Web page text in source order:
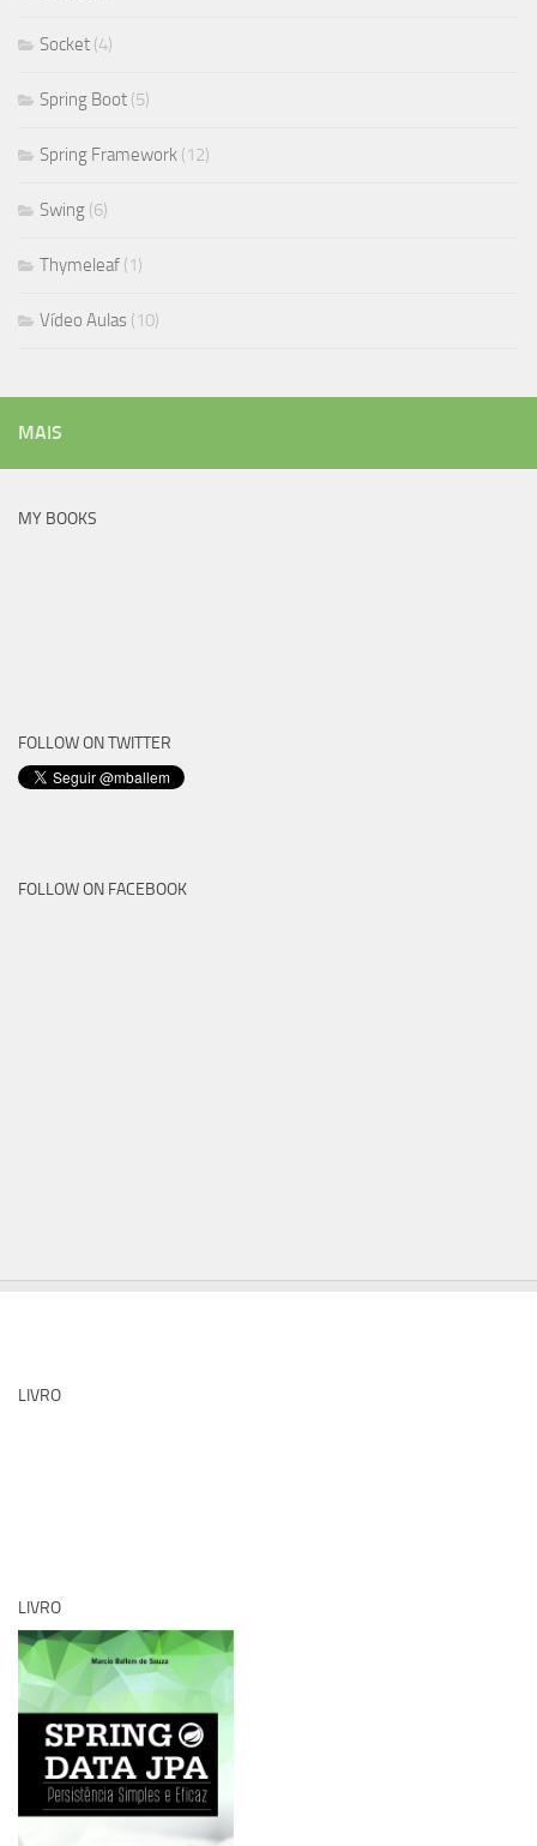
Socket (4)
Spring Boot (5)
Spring Framework (12)
Swing (6)
Thymeleaf (1)
Vídeo Aulas (10)
MAIS
MY BOOKS
FOLLOW ON TWITTER
FOLLOW ON FACEBOOK
LIVRO
LIVRO